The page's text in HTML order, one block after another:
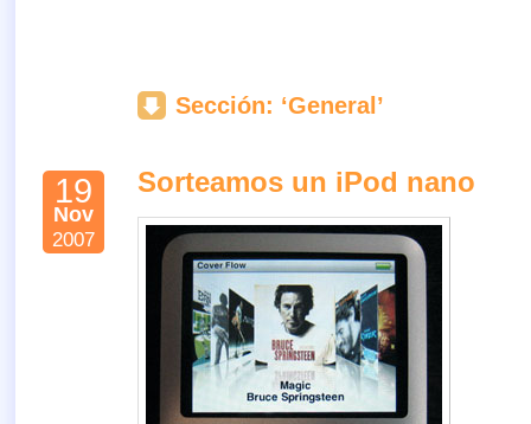
Sección: ‘General’
Sorteamos un iPod nano
19
Nov
2007